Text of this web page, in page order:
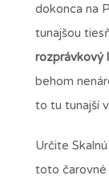
dokonca na
tunajšou
rozprávkový
behom
to tu tunajší
Určite
toto čarovné